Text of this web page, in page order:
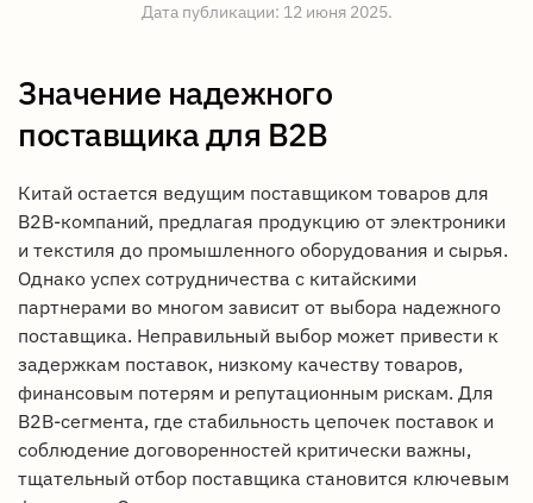
Дата публикации: 12 июня 2025.
Значение надежного
поставщика для B2B
Китай остается ведущим поставщиком товаров для
B2B-компаний, предлагая продукцию от электроники
и текстиля до промышленного оборудования и сырья.
Однако успех сотрудничества с китайскими
партнерами во многом зависит от выбора надежного
поставщика. Неправильный выбор может привести к
задержкам поставок, низкому качеству товаров,
финансовым потерям и репутационным рискам. Для
B2B-сегмента, где стабильность цепочек поставок и
соблюдение договоренностей критически важны,
тщательный отбор поставщика становится ключевым